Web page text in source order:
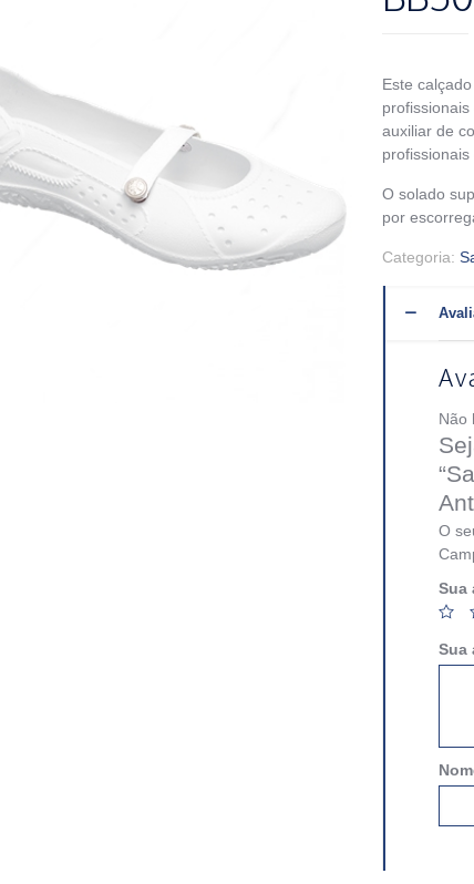
Este
auxiliar de
profissionais
O solado
por
Categoria:
Não
O
Sua
Sua